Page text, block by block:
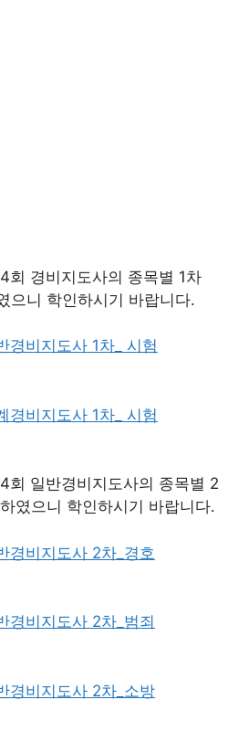
회 경비지도사의 종목별 1차
으니 학인하시기 바랍니다.
비지도사 1차_ 시험
비지도사 1차_ 시험
회 일반경비지도사의 종목별 2
였으니 학인하시기 바랍니다.
경비지도사 2차_경호
비지도사 2차_범죄
경비지도사 2차_소방